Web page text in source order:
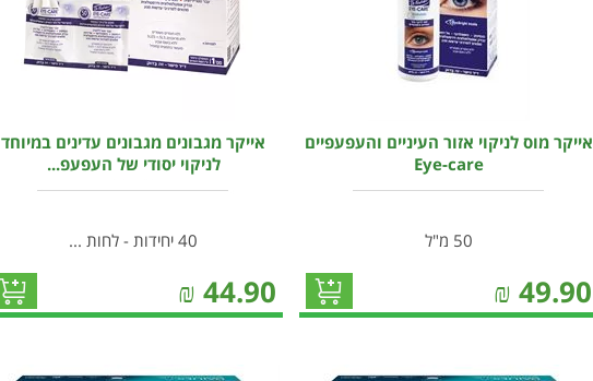
אייקר מוס לניקוי אזור העיניים והעפעפיים
Eye-care
50 מ"ל
49.90
₪
אייקר מגבונים מגבונים עדינים במיוחד
לניקוי יסודי של העפעפ...
40 יחידות - לחות ...
44.90
₪